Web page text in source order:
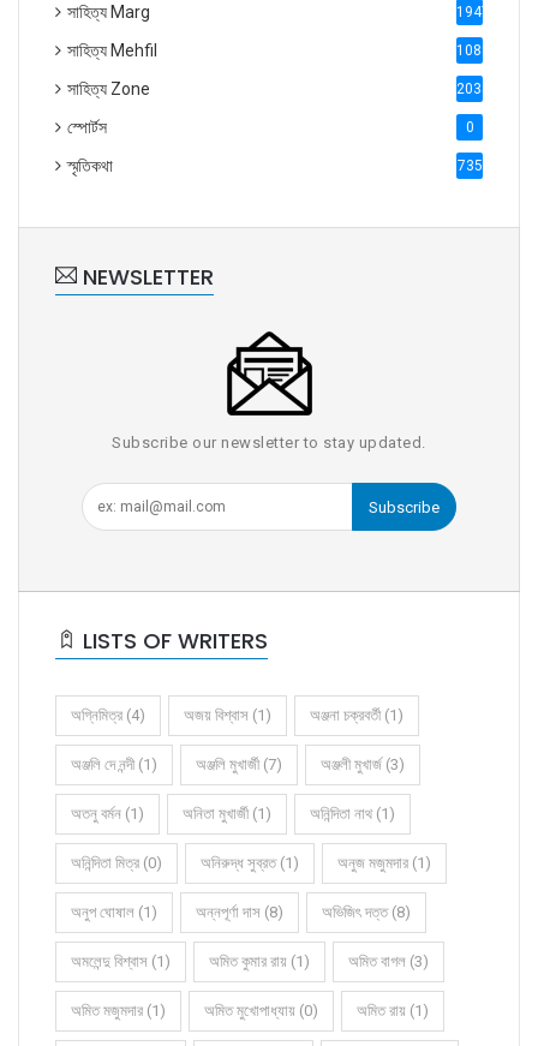
সাহিত্য Marg 1947
সাহিত্য Mehfil 1088
সাহিত্য Zone 2035
স্পোর্টস 0
স্মৃতিকথা 735
NEWSLETTER
Subscribe our newsletter to stay updated.
Subscribe
LISTS OF WRITERS
অগ্নিমিত্র (4) অজয় বিশ্বাস (1) অঞ্জনা চক্রবর্তী (1)
অঞ্জলি দে নন্দী (1) অঞ্জলি মুখার্জী (7) অঞ্জলী মুখার্জ (3)
অতনু বর্মন (1) অনিতা মুখার্জী (1) অনিন্দিতা নাথ (1)
অনিন্দিতা মিত্র (0) অনিরুদ্ধ সুব্রত (1) অনুজ মজুমদার (1)
অনুপ ঘোষাল (1) অন্নপূর্ণা দাস (8) অভিজিৎ দত্ত (8)
অমলেন্দু বিশ্বাস (1) অমিত কুমার রায় (1) অমিত বাগল (3)
অমিত মজুমদার (1) অমিত মুখোপাধ্যায় (0) অমিত রায় (1)